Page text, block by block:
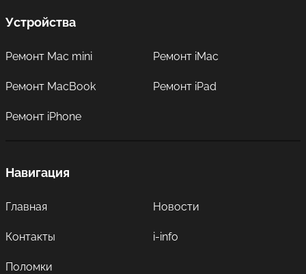
Устройства
Ремонт Mac mini Ремонт iMac
Ремонт MacBook Ремонт iPad
Ремонт iPhone
Навигация
Главная Новости
Контакты i-info
Поломки